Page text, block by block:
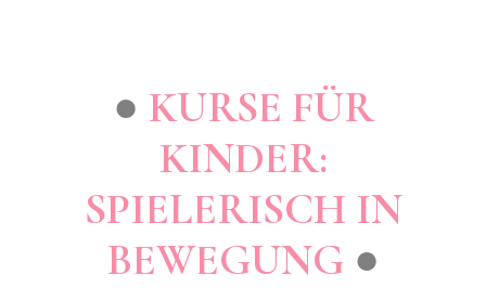
● KURSE FÜR
KINDER:
SPIELERISCH IN
BEWEGUNG ●